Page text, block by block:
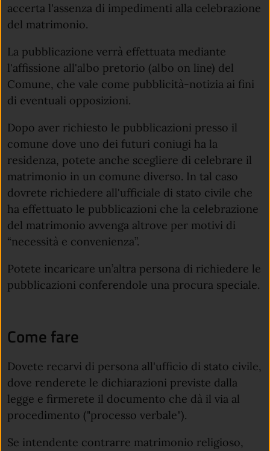
accerta l'assenza di impedimenti alla celebrazione
del matrimonio.
La pubblicazione verrà effettuata mediante
l'affissione all'albo pretorio (albo on line) del
Comune, che vale come pubblicità-notizia ai fini
di eventuali opposizioni.
Dopo aver richiesto le pubblicazioni presso il
comune dove uno dei futuri coniugi ha la
residenza, potete anche scegliere di celebrare il
matrimonio in un comune diverso. In tal caso
dovrete richiedere all'ufficiale di stato civile che
ha effettuato le pubblicazioni che la celebrazione
del matrimonio avvenga altrove per motivi di
“necessità e convenienza”.
Potete incaricare un’altra persona di richiedere le
pubblicazioni conferendole una procura speciale.
Come fare
Dovete recarvi di persona all'ufficio di stato civile,
dove renderete le dichiarazioni previste dalla
legge e firmerete il documento che dà il via al
procedimento ("processo verbale").
Se intendente contrarre matrimonio religioso,